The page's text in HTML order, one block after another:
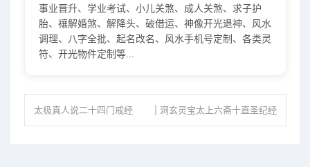
事业晋升、学业考试、小儿关煞、成人关煞、求子护
胎、禳解婚煞、解降头、破借运、神像开光退神、风水
调理、八字全批、起名改名、风水手机号定制、各类灵
符、开光物件定制等...
太极真人说二十四门戒经 洞玄灵宝太上六斋十直圣纪经